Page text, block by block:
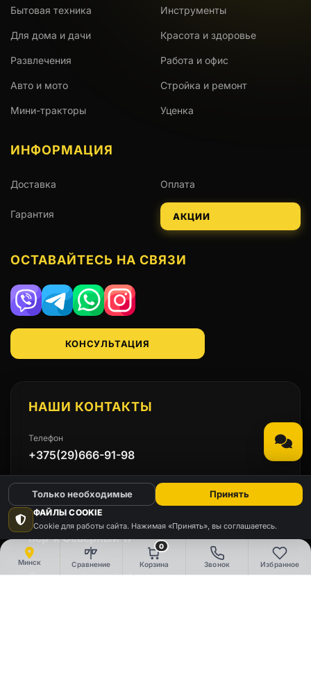
Минск Сравнение
0
Корзина Звонок Избранное
Бытовая техника Инструменты
Для дома и дачи Красота и здоровье
Развлечения Работа и офис
Авто и мото Стройка и ремонт
Мини-тракторы Уценка
ИНФОРМАЦИЯ
Доставка Оплата
Гарантия АКЦИИ
ОСТАВАЙТЕСЬ НА СВЯЗИ
Viber TelegramWhatsAppInstagram
КОНСУЛЬТАЦИЯ
НАШИ КОНТАКТЫ
Телефон
+375(29)666-91-98
emmet.by@mail.ru
пер-к Северный 17
Договор публичной оферты
ФАЙЛЫ COOKIE
Cookie для работы сайта. Нажимая «Принять», вы соглашаетесь.
Только необходимые Принять